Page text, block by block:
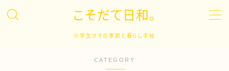
こそだて日和。
小学生ママの季節と暮らし手帖
CATEGORY